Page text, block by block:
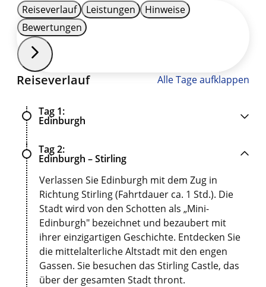
Reiseverlauf Leistungen
Hinweise
Bewertungen
Reiseverlauf Alle Tage aufklappen
Tag 1
Edinburgh
Tag 2
Edinburgh – Stirling
Verlassen Sie Edinburgh mit dem Zug in
Richtung Stirling (Fahrtdauer ca. 1 Std.). Die
Stadt wird von den Schotten als „Mini-
Edinburgh" bezeichnet und bezaubert mit
ihrer einzigartigen Geschichte. Entdecken Sie
die mittelalterliche Altstadt mit den engen
Gassen. Sie besuchen das Stirling Castle, das
über der gesamten Stadt thront.